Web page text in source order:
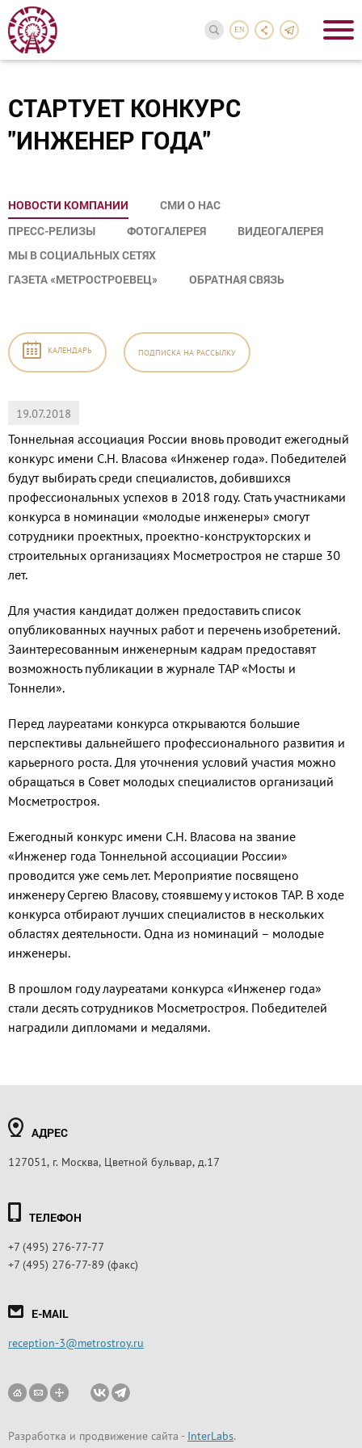
EN
СТАРТУЕТ КОНКУРС
"ИНЖЕНЕР ГОДА"
НОВОСТИ КОМПАНИИ
СМИ О НАС
ПРЕСС-РЕЛИЗЫ
ФОТОГАЛЕРЕЯ
ВИДЕОГАЛЕРЕЯ
МЫ В СОЦИАЛЬНЫХ СЕТЯХ
ГАЗЕТА «МЕТРОСТРОЕВЕЦ»
ОБРАТНАЯ СВЯЗЬ
КАЛЕНДАРЬ ПОДПИСКА НА РАССЫЛКУ
19.07.2018
Тоннельная ассоциация России вновь проводит ежегодный
конкурс имени С.Н. Власова «Инженер года». Победителей
будут выбирать среди специалистов, добившихся
профессиональных успехов в 2018 году. Стать участниками
конкурса в номинации «молодые инженеры» смогут
сотрудники проектных, проектно-конструкторских и
строительных организациях Мосметростроя не старше 30
лет.
Для участия кандидат должен предоставить список
опубликованных научных работ и перечень изобретений.
Заинтересованным инженерным кадрам предоставят
возможность публикации в журнале ТАР «Мосты и
Тоннели».
Перед лауреатами конкурса открываются большие
перспективы дальнейшего профессионального развития и
карьерного роста. Для уточнения условий участия можно
обращаться в Совет молодых специалистов организаций
Мосметростроя.
Ежегодный конкурс имени С.Н. Власова на звание
«Инженер года Тоннельной ассоциации России»
проводится уже семь лет. Мероприятие посвящено
инженеру Сергею Власову, стоявшему у истоков ТАР. В ходе
конкурса отбирают лучших специалистов в нескольких
областях деятельности. Одна из номинаций – молодые
инженеры.
В прошлом году лауреатами конкурса «Инженер года»
стали десять сотрудников Мосметростроя. Победителей
наградили дипломами и медалями.
АДРЕС
127051, г. Москва, Цветной бульвар, д.17
ТЕЛЕФОН
+7 (495) 276-77-77
+7 (495) 276-77-89 (факс)
E-MAIL
reception-3@metrostroy.ru
Разработка и продвижение сайта - InterLabs.